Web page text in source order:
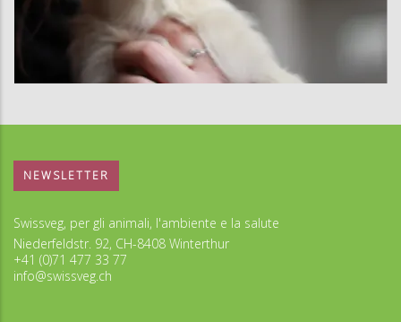
NEWSLETTER
Swissveg, per gli animali, l'ambiente e la salute
Niederfeldstr. 92, CH-8408 Winterthur
+41 (0)71 477 33 77
info@swissveg.ch